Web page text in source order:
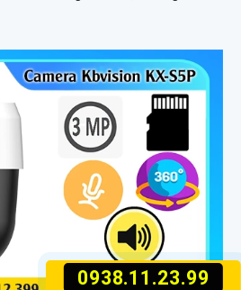
0938.11.23.99